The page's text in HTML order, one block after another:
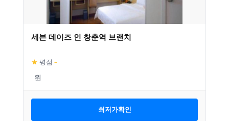
세븐 데이즈 인 창춘역 브랜치
★ 평점 –
최저가확인